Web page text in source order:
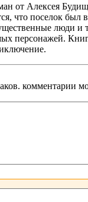
от Алексея
что поселок
люди
персонажей.
комментарии